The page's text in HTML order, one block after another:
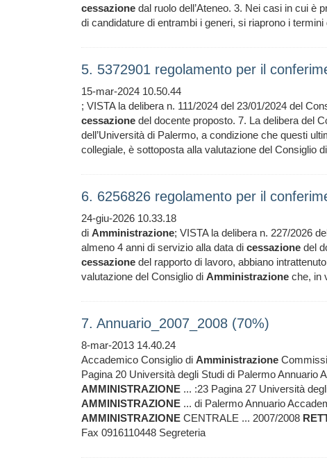
cessazione dal ruolo dell’Ateneo. 3. Nei casi in cui è
di candidature di entrambi i generi, si riaprono i
5. 5372901 regolamento per il
15-mar-2024 10.50.44
; VISTA la delibera n. 111/2024 del 23/01/2024 del
cessazione del docente proposto. 7. La delibera del
dell’Università di Palermo, a condizione che questi
collegiale, è sottoposta alla valutazione del Consiglio di
6. 6256826 regolamento per il
24-giu-2026 10.33.18
di Amministrazione; VISTA la delibera n. 227/2026
almeno 4 anni di servizio alla data di cessazione del
cessazione del rapporto di lavoro, abbiano
valutazione del Consiglio di Amministrazione che, in
7. Annuario_2007_2008 (70%)
8-mar-2013 14.40.24
Accademico Consiglio di Amministrazione
Pagina 20 Università degli Studi di Palermo Annuario
AMMINISTRAZIONE ... :23 Pagina 27 Università
AMMINISTRAZIONE ... di Palermo Annuario
AMMINISTRAZIONE CENTRALE ... 2007/2008
Fax 0916110448 Segreteria